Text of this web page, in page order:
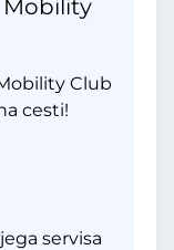
Mobility
Club
cesti!
servisa